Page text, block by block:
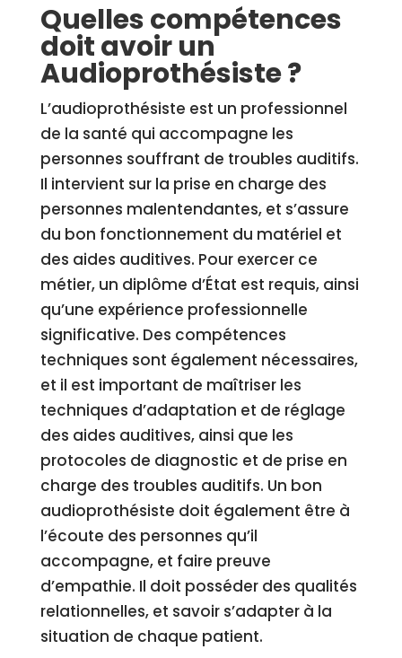
Quelles compétences
doit avoir un
Audioprothésiste ?
L’audioprothésiste est un professionnel
de la santé qui accompagne les
personnes souffrant de troubles auditifs.
Il intervient sur la prise en charge des
personnes malentendantes, et s’assure
du bon fonctionnement du matériel et
des aides auditives. Pour exercer ce
métier, un diplôme d’État est requis, ainsi
qu’une expérience professionnelle
significative. Des compétences
techniques sont également nécessaires,
et il est important de maîtriser les
techniques d’adaptation et de réglage
des aides auditives, ainsi que les
protocoles de diagnostic et de prise en
charge des troubles auditifs. Un bon
audioprothésiste doit également être à
l’écoute des personnes qu’il
accompagne, et faire preuve
d’empathie. Il doit posséder des qualités
relationnelles, et savoir s’adapter à la
situation de chaque patient.